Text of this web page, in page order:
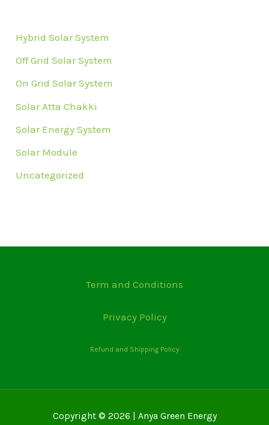
Hybrid Solar System
Off Grid Solar System
On Grid Solar System
Solar Atta Chakki
Solar Energy System
Solar Module
Uncategorized
Term and Conditions
Privacy Policy
Refund and Shipping Policy
Copyright © 2026 | Anya Green Energy